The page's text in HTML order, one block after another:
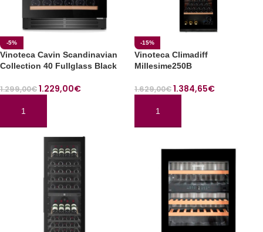
-5%
Vinoteca Cavin Scandinavian
Collection 40 Fullglass Black
1.299,00€1.229,00€
AÑADIR AL CARRITO
-15%
Vinoteca Climadiff
Millesime250B
1.629,00€1.384,65€
AÑADIR AL CARRITO